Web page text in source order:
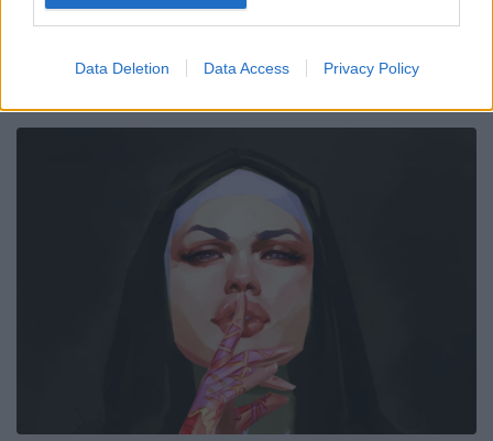
Data Deletion Data Access Privacy Policy